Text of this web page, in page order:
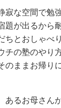
寂な空間で勉
題が出るから
ちとおしゃべ
の塾のやり
のままお帰り
あるお母さん